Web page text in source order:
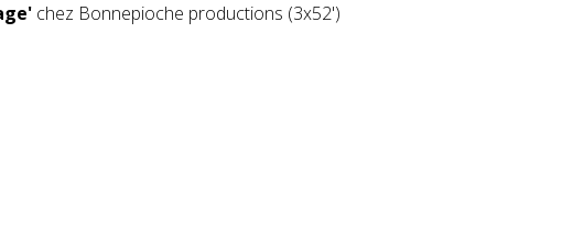
chez Bonnepioche productions (3x52')